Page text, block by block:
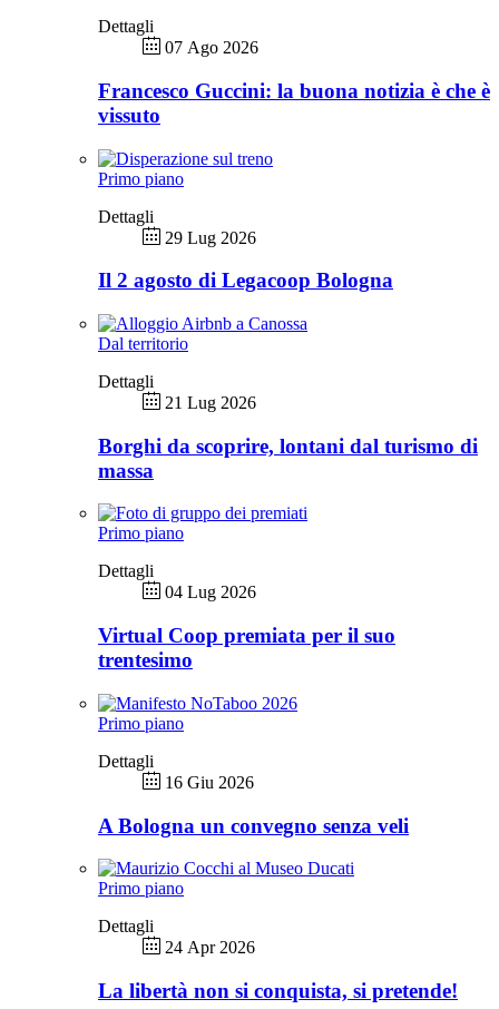
Dettagli
07 Ago 2026
Francesco Guccini: la buona notizia è che è
vissuto
Primo piano
Dettagli
29 Lug 2026
Il 2 agosto di Legacoop Bologna
Dal territorio
Dettagli
21 Lug 2026
Borghi da scoprire, lontani dal turismo di
massa
Primo piano
Dettagli
04 Lug 2026
Virtual Coop premiata per il suo
trentesimo
Primo piano
Dettagli
16 Giu 2026
A Bologna un convegno senza veli
Primo piano
Dettagli
24 Apr 2026
La libertà non si conquista, si pretende!